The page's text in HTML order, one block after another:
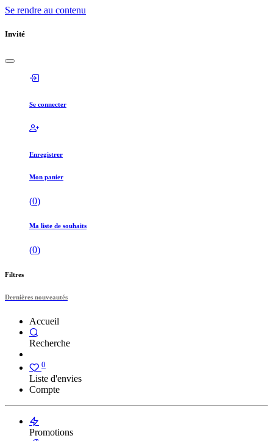
Se rendre au contenu
Invité
Se connecter
Enregistrer
Mon panier
(0)
Ma liste de souhaits
(0)
Filtres
Dernières nouveautés
Accueil
Recherche
0
Liste d'envies
Compte
Promotions